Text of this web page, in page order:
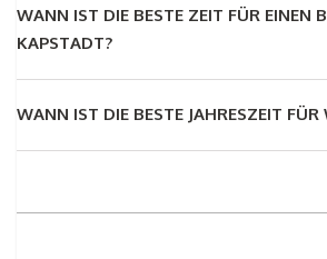
WANN IST DIE BESTE ZEIT FÜR EINEN
KAPSTADT?
WANN IST DIE BESTE JAHRESZEIT FÜR